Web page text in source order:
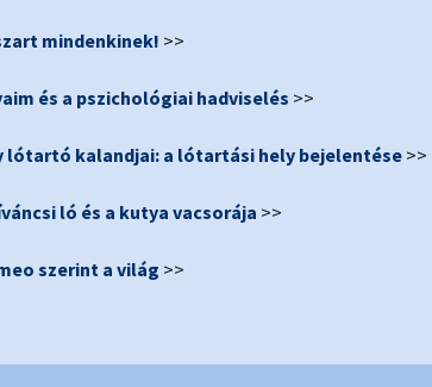
mindenkinek! >>
és a pszichológiai hadviselés >>
lótartó kalandjai: a lótartási hely bejelentése >>
ló és a kutya vacsorája >>
szerint a világ >>